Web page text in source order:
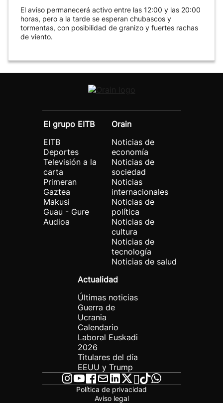
El aviso permanecerá activo entre las 12:00 y las 20:00
horas, pero a la tarde se esperan chubascos y
tormentas, con posibilidad de granizo y fuertes rachas
de viento.
El grupo EITB
EITB
Deportes
Televisión a la
carta
Primeran
Gaztea
Makusi
Guau - Gure
Audioa
Orain
Noticias de
economía
Noticias de
sociedad
Noticias
internacionales
Noticias de
política
Noticias de
cultura
Noticias de
tecnología
Noticias de salud
Actualidad
Últimas noticias
Guerra de
Ucrania
Calendario
Laboral Euskadi
2026
Titulares del día
EEUU y Trump
Política de privacidad
Aviso legal